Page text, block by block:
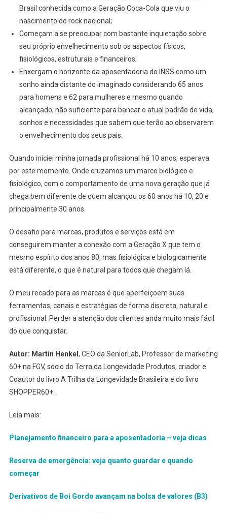
Brasil conhecida como a Geração Coca-Cola que viu o
nascimento do rock nacional;
Começam a se preocupar com bastante inquietação sobre
seu próprio envelhecimento sob os aspectos físicos,
fisiológicos, estruturais e financeiros;
Enxergam o horizonte da aposentadoria do INSS como um
sonho ainda distante do imaginado considerando 65 anos
para homens e 62 para mulheres e mesmo quando
alcançado, não suficiente para bancar o atual padrão de vida,
sonhos e necessidades que sabem que terão ao observarem
o envelhecimento dos seus pais.
Quando iniciei minha jornada profissional há 10 anos, esperava
por este momento. Onde cruzamos um marco biológico e
fisiológico, com o comportamento de uma nova geração que já
chega bem diferente de quem alcançou os 60 anos há 10, 20 e
principalmente 30 anos.
O desafio para marcas, produtos e serviços está em
conseguirem manter a conexão com a Geração X que tem o
mesmo espírito dos anos 80, mas fisiológica e biologicamente
está diferente, o que é natural para todos que chegam lá.
O meu recado para as marcas é que aperfeiçoem suas
ferramentas, canais e estratégias de forma discreta, natural e
profissional. Perder a atenção dos clientes anda muito mais fácil
do que conquistar.
Autor: Martin Henkel , CEO da SeniorLab, Professor de marketing
60+ na FGV, sócio do Terra da Longevidade Produtos, criador e
Coautor do livro A Trilha da Longevidade Brasileira e do livro
SHOPPER60+.
Leia mais:
Planejamento financeiro para a aposentadoria – veja dicas
Reserva de emergência: veja quanto guardar e quando
começar
Derivativos de Boi Gordo avançam na bolsa de valores (B3)